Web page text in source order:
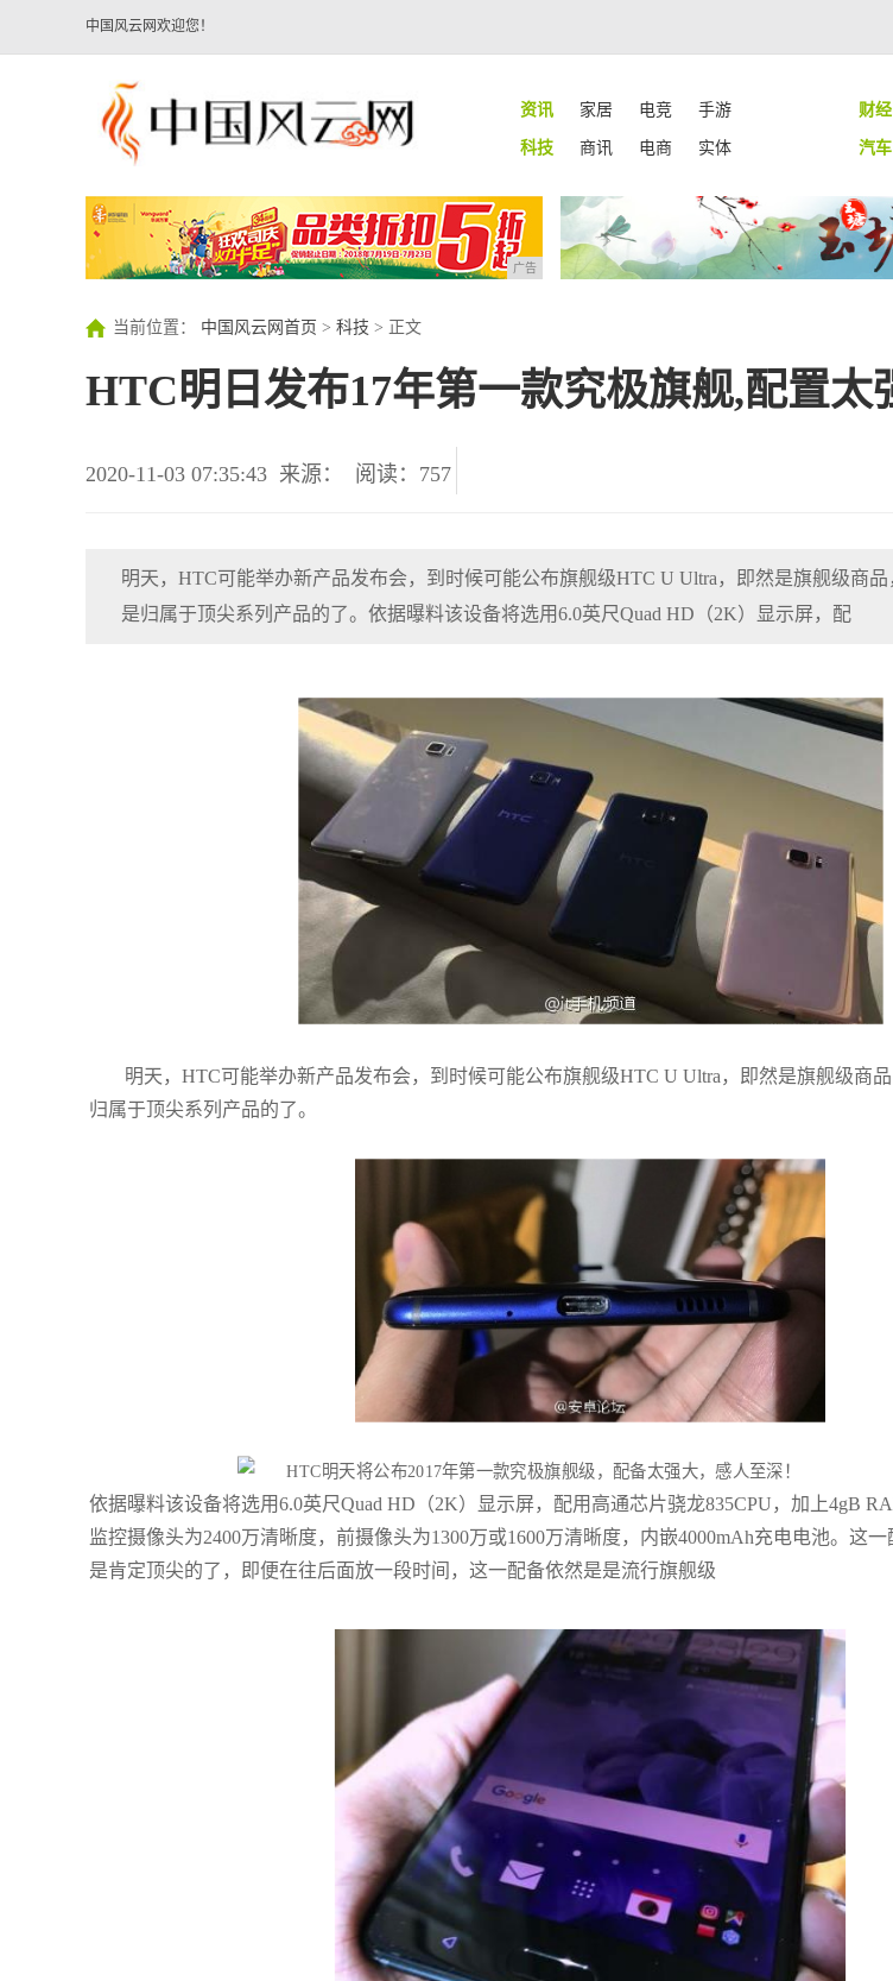
中国风云网欢迎您！
资讯 家居 电竞 手游 财经
科技
商讯 电商 实体 汽车
广告
当前位置： 中国风云网首页 > 科技 > 正文
HTC明日发布17年第一款究极旗舰,配置太
2020-11-03 07:35:43 来源： 阅读：757
明天，HTC可能举办新产品发布会，到时候可能公布旗舰级HTC U Ultra，即然是旗舰级商
是归属于顶尖系列产品的了。依据曝料该设备将选用6.0英尺Quad HD（2K）显示屏，配
明天，HTC可能举办新产品发布会，到时候可能公布旗舰级HTC U Ultra，即然是旗舰级商
归属于顶尖系列产品的了。
依据曝料该设备将选用6.0英尺Quad HD（2K）显示屏，配用高通芯片骁龙835CPU，加上4gB
监控摄像头为2400万清晰度，前摄像头为1300万或1600万清晰度，内嵌4000mAh充电电池。这
是肯定顶尖的了，即便在往后面放一段时间，这一配备依然是是流行旗舰级